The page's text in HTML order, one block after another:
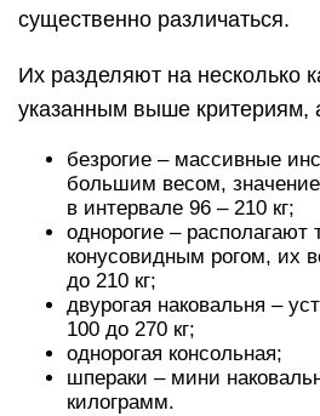
существенно различаться.
Их разделяют на несколько
указанным выше критериям,
безрогие – массивные
большим весом, значение
в интервале 96 – 210 кг;
однорогие – располагают
конусовидным рогом, их
до 210 кг;
двурогая наковальня –
100 до 270 кг;
однорогая консольная;
шпераки – мини
килограмм.